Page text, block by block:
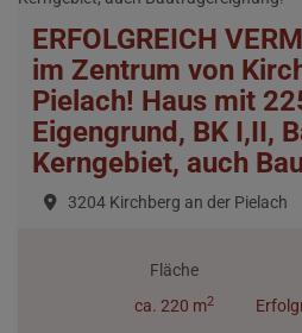
ERFOLGREICH
im Zentrum von
Pielach! Haus mit
Eigengrund, BK I,II,
Kerngebiet, auch
3204 Kirchberg an der Pielach
Fläche
ca. 220 m2